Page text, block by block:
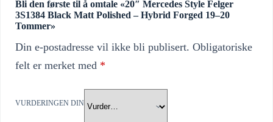
Bli den første til å omtale «20″ Mercedes Style Felger
3S1384 Black Matt Polished – Hybrid Forged 19–20
Tommer»
Din e-postadresse vil ikke bli publisert. Obligatoriske
felt er merket med *
VURDERINGEN DIN